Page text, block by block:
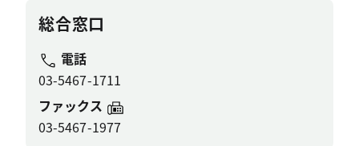
総合窓口
電話
03-5467-1711
ファックス
03-5467-1977